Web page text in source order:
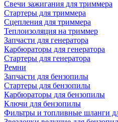
Свечи зажигания для триммера
Стартеры для триммера
Сцепления для триммера
Теплоизоляция на триммер
Запчасти для генератора
Карбюраторы для генератора
Стартеры для генератора
Ремни
Запчасти для бензопилы
Стартеры для бензопилы
Карбюраторы для бензопилы
Ключи для бензопилы
Фильтры и топливные шланги